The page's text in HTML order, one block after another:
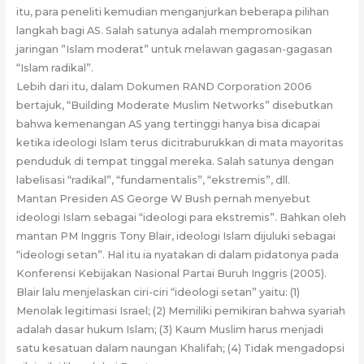
itu, para peneliti kemudian menganjurkan beberapa pilihan
langkah bagi AS. Salah satunya adalah mempromosikan
jaringan ”Islam moderat” untuk melawan gagasan-gagasan
“Islam radikal”.
Lebih dari itu, dalam Dokumen RAND Corporation 2006
bertajuk, “Building Moderate Muslim Networks” disebutkan
bahwa kemenangan AS yang tertinggi hanya bisa dicapai
ketika ideologi Islam terus dicitraburukkan di mata mayoritas
penduduk di tempat tinggal mereka. Salah satunya dengan
labelisasi “radikal”, “fundamentalis”, “ekstremis”, dll.
Mantan Presiden AS George W Bush pernah menyebut
ideologi Islam sebagai “ideologi para ekstremis”. Bahkan oleh
mantan PM Inggris Tony Blair, ideologi Islam dijuluki sebagai
“ideologi setan”. Hal itu ia nyatakan di dalam pidatonya pada
Konferensi Kebijakan Nasional Partai Buruh Inggris (2005).
Blair lalu menjelaskan ciri-ciri “ideologi setan” yaitu: (1)
Menolak legitimasi Israel; (2) Memiliki pemikiran bahwa syariah
adalah dasar hukum Islam; (3) Kaum Muslim harus menjadi
satu kesatuan dalam naungan Khalifah; (4) Tidak mengadopsi